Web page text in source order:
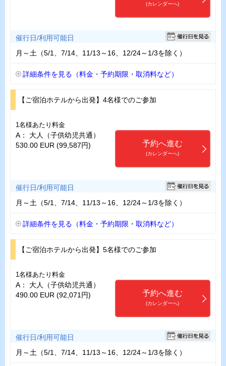
(カレンダーへ)
催行日/利用可能日
月～土（5/1、7/14、11/13～16、12/24～1/3を除く）
詳細条件を見る（料金・予約期限・取消料など）
【ご宿泊ホテルから出発】4名様でのご参加
1名様あたり料金
A： 大人（子供幼児共通）
530.00 EUR (99,587円)
予約へ進む
(カレンダーへ)
催行日/利用可能日
月～土（5/1、7/14、11/13～16、12/24～1/3を除く）
詳細条件を見る（料金・予約期限・取消料など）
【ご宿泊ホテルから出発】5名様でのご参加
1名様あたり料金
A： 大人（子供幼児共通）
490.00 EUR (92,071円)
予約へ進む
(カレンダーへ)
催行日/利用可能日
月～土（5/1、7/14、11/13～16、12/24～1/3を除く）